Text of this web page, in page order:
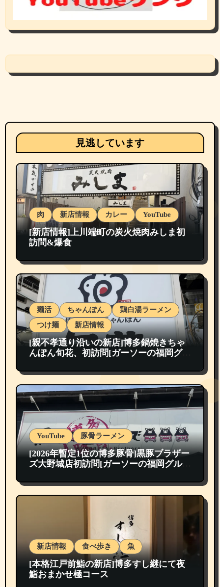
見逃しています
肉 新店情報 カレー YouTube
[新店情報]上川端町の炭火焼肉みしま初
訪問&爆食
麺活 ちゃんぽん
鶏白湯ラーメン
つけ麺
新店情報
[親不孝通り沿いの新店]博多鍋焼きちゃ
んぽん旬花、初訪問[ガーソーの福岡グル
YouTube 豚骨ラーメン
[2026年暫定1位の博多豚骨]黒豚ブラザー
ズ大野城店初訪問[ガーソーの福岡グルメ
新店情報 食べ歩き 魚
[本格江戸前鮨の新店]博多すし継にて夜
鮨おまかせ極コース